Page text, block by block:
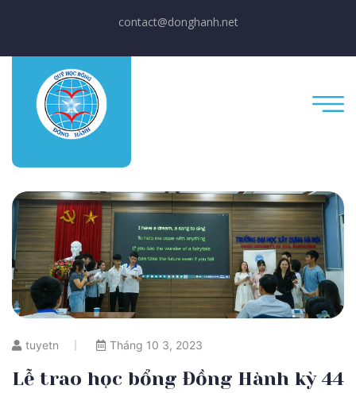
contact@donghanh.net
tuyetn Tháng 10 3, 2023
Lễ trao học bổng Đồng Hành kỳ 44